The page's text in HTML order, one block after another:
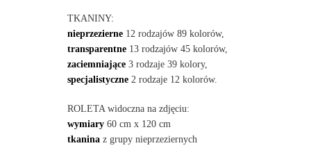
TKANINY:
nieprzezierne12 rodzajów 89 kolorów,
transparentne13 rodzajów 45 kolorów,
zaciemniające3 rodzaje 39 kolory,
specjalistyczne2 rodzaje 12 kolorów.
ROLETA widoczna na zdjęciu:
wymiary60 cm x 120 cm
tkaninaz grupy nieprzeziernych